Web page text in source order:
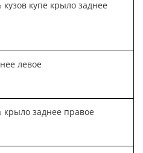
купе крыло заднее
левое
крыло заднее правое